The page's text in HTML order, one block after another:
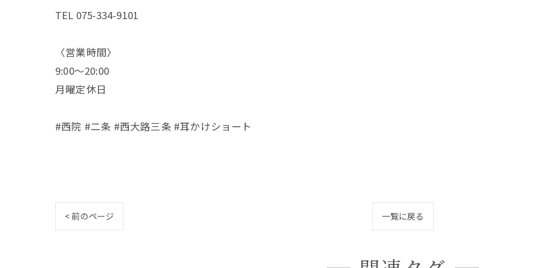
TEL 075-334-9101
〈営業時間〉
9:00〜20:00
月曜定休日
#西院 #二条 #西大路三条 #耳かけショート
< 前のページ 一覧に戻る